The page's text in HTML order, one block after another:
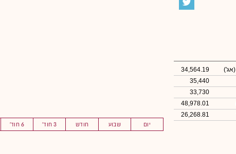
יום שבוע חודש 3 חוד' 6 חוד'
(אג')
34,564.19
35,440
33,730
48,978.01
26,268.81